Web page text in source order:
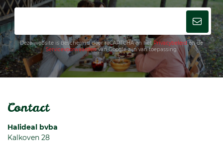
Deze website is beschermd door reCAPTCHA en het Privacybeleiden de
Servicevoorwaardenvan Google zijn van toepassing.
Contact
Halideal bvba
Kalkoven 28